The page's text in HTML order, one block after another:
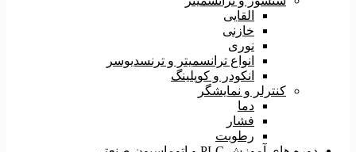
القایی
خازنی
نوری
انواع ترانسمیتر و ترنسدیوسر
انکودر و کوپلینگ
کنترلر و نمایشگر
دما
فشار
رطوبت